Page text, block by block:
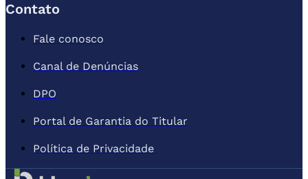
Contato
Fale conosco
Canal de Denúncias
DPO
Portal de Garantia do Titular
Política de Privacidade